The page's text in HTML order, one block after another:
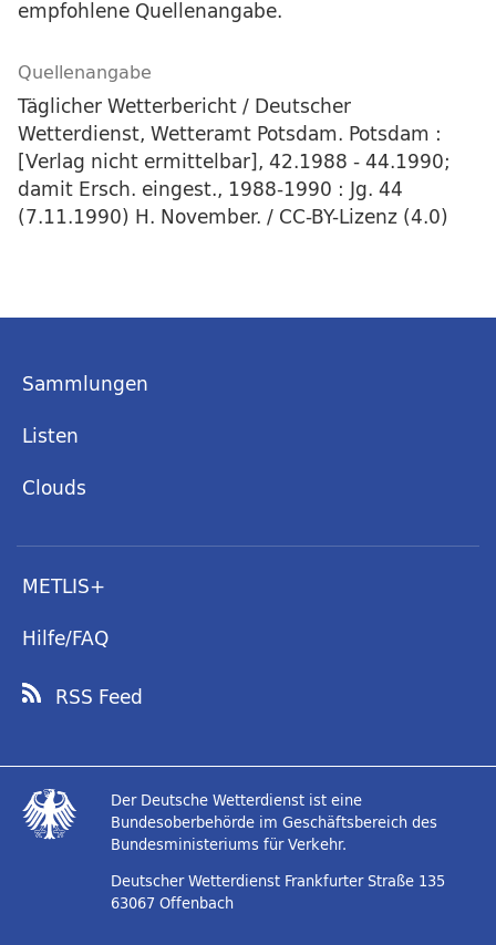
empfohlene Quellenangabe.
Quellenangabe
Täglicher Wetterbericht / Deutscher
Wetterdienst, Wetteramt Potsdam. Potsdam :
[Verlag nicht ermittelbar], 42.1988 - 44.1990;
damit Ersch. eingest., 1988-1990 : Jg. 44
(7.11.1990) H. November. / CC-BY-Lizenz (4.0)
Sammlungen
Listen
Clouds
METLIS+
Hilfe/FAQ
RSS Feed
Der Deutsche Wetterdienst ist eine
Bundesoberbehörde im Geschäftsbereich des
Bundesministeriums für Verkehr.
Deutscher Wetterdienst Frankfurter Straße 135
63067 Offenbach